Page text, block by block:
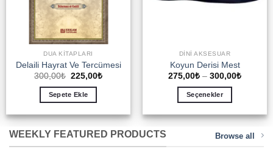
DUA KITAPLARI
Delaili Hayrat Ve Tercümesi
300,00₺ Orijinal
300,00₺.
225,00₺Şu
Sepete Ekle
DINI AKSESUAR
Koyun Derisi Mest
275,00₺ – 300,00₺Fiyat
Seçenekler
ürünün
birden
WEEKLY FEATURED PRODUCTS Browse all